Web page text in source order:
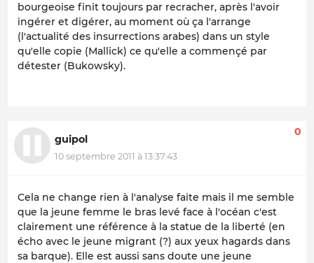
bourgeoise finit toujours par recracher, après l'avoir
ingérer et digérer, au moment où ça l'arrange
(l'actualité des insurrections arabes) dans un style
qu'elle copie (Mallick) ce qu'elle a commençé par
détester (Bukowsky).
guipol
10 septembre 2011 à 13:37:43
0
Cela ne change rien à l'analyse faite mais il me semble
que la jeune femme le bras levé face à l'océan c'est
clairement une référence à la statue de la liberté (en
écho avec le jeune migrant (?) aux yeux hagards dans
sa barque). Elle est aussi sans doute une jeune